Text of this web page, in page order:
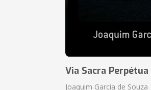
Via Sacra Perpétua
Joaquim Garcia de Souza